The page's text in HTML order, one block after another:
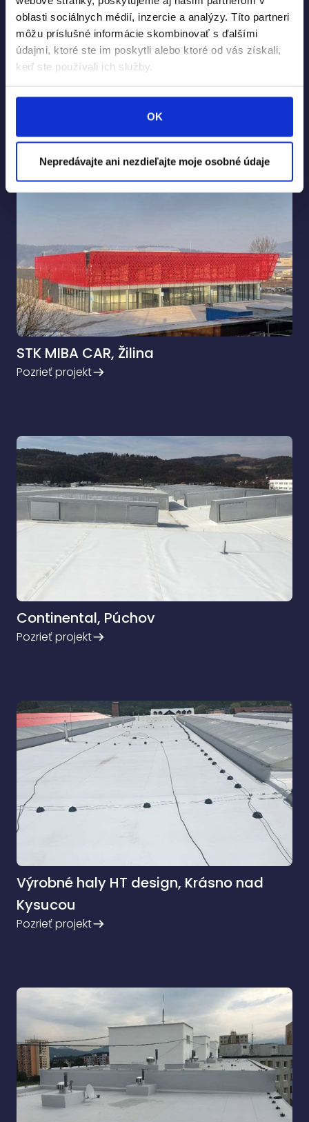
oblasti sociálnych médií, inzercie a analýzy. Títo partneri
môžu príslušné informácie skombinovať s ďalšími
údajmi, ktoré ste im poskytli alebo ktoré od vás získali,
keď ste používali ich služby.
OK
Nepredávajte ani nezdieľajte moje osobné údaje
STK MIBA CAR, Žilina
Pozrieť projekt
Continental, Púchov
Pozrieť projekt
Výrobné haly HT design, Krásno nad
Kysucou
Pozrieť projekt